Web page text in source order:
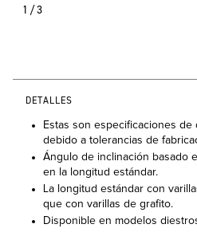
1/3
DETALLES
Estas son especificaciones
debido a tolerancias de
Ángulo de inclinación basado
en la longitud estándar.
La longitud estándar con
que con varillas de grafito.
Disponible en modelos